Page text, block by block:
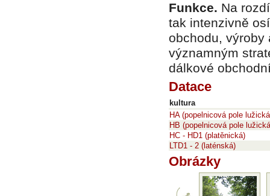
Funkce. Na
tak intenzivně
obchodu, výroby
významným
dálkové
Datace
kultura
HA (popelnicová pole
HB (popelnicová pole
HC - HD1 (platěnická)
LTD1 - 2 (laténská)
Obrázky